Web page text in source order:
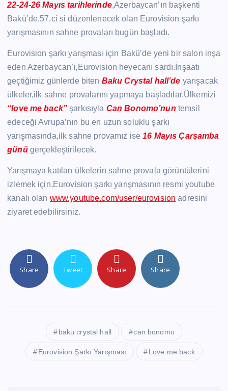
22-24-26 Mayıs tarihlerinde,Azerbaycan’ın başkenti
Bakü’de,57.ci si düzenlenecek olan Eurovision şarkı
yarışmasının sahne provaları bugün başladı.
Eurovision şarkı yarışması için Bakü’de yeni bir salon inşa
eden Azerbaycan’ı,Eurovision heyecanı sardı.İnşaatı
geçtiğimiz günlerde biten Baku Crystal hall’de yarışacak
ülkeler,ilk sahne provalarını yapmaya başladılar.Ülkemizi
“love me back” şarkısıyla Can Bonomo’nun temsil
edeceği Avrupa’nın bu en uzun soluklu şarkı
yarışmasında,ilk sahne provamız ise16 Mayıs Çarşamba
günügerçekleştirilecek.
Yarışmaya katılan ülkelerin sahne provala görüntülerini
izlemek için,Eurovision şarkı yarışmasının resmi youtube
kanalı olan www.youtube.com/user/eurovision adresini
ziyaret edebilirsiniz.
Share Tweet Share Share
baku crystal hall can bonomo
Eurovision Şarkı Yarışması Love me back